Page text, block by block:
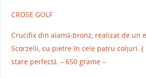
CROSE GOLF
Crucifix din alamă-bronz, realizat de un
Scorzelli, cu pietre în cele patru colțuri. (
stare perfectă. – 650 grame –